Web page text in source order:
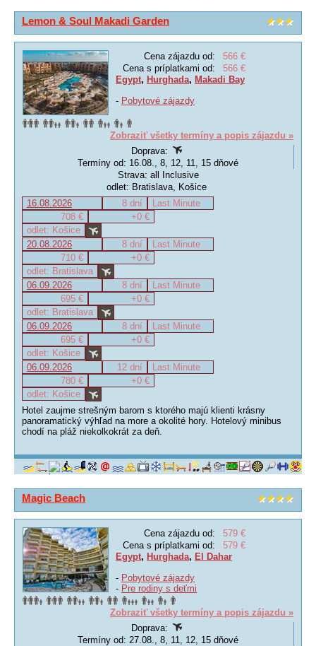
Lemon & Soul Makadi Garden
Cena zájazdu od:
566 €
Cena s príplatkami od:
566 €
Egypt, Hurghada, Makadi Bay
- Pobytové zájazdy
Zobraziť všetky termíny a popis zájazdu »
Doprava:
Termíny od: 16.08., 8, 12, 11, 15 dňové
Strava: all Inclusive
odlet: Bratislava, Košice
16.08.2026
8 dní
Last Minute
708 €
+0 €
odlet: Košice
20.08.2026
8 dní
Last Minute
710 €
+0 €
odlet: Bratislava
06.09.2026
8 dní
Last Minute
695 €
+0 €
odlet: Bratislava
06.09.2026
8 dní
Last Minute
695 €
+0 €
odlet: Košice
06.09.2026
12 dní
Last Minute
780 €
+0 €
odlet: Košice
Hotel zaujme strešným barom s ktorého majú klienti krásny
panoramatický výhľad na more a okolité hory. Hotelový minibus
chodí na pláž niekolkokrát za deň.
Magic Beach
Cena zájazdu od:
579 €
Cena s príplatkami od:
579 €
Egypt, Hurghada, El Dahar
- Pobytové zájazdy
- Pre rodiny s deťmi
Zobraziť všetky termíny a popis zájazdu »
Doprava:
Termíny od: 27.08., 8, 11, 12, 15 dňové